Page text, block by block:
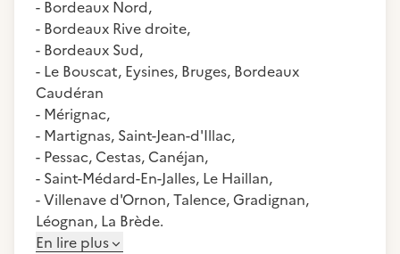
- Bordeaux Nord,
- Bordeaux Rive droite,
- Bordeaux Sud,
- Le Bouscat, Eysines, Bruges, Bordeaux
Caudéran
- Mérignac,
- Martignas, Saint-Jean-d'Illac,
- Pessac, Cestas, Canéjan,
- Saint-Médard-En-Jalles, Le Haillan,
- Villenave d'Ornon, Talence, Gradignan,
Léognan, La Brède.
En lire plus